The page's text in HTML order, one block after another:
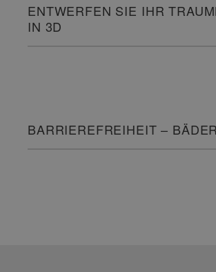
ENTWERFEN SIE IHR
IN 3D
BARRIEREFREIHEIT –